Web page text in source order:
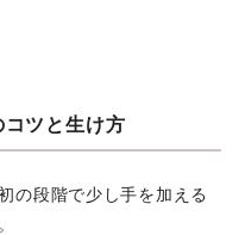
ツと生け方
の段階で少し手を加える